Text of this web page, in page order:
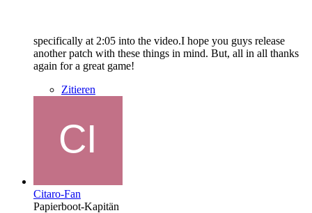
specifically at 2:05 into the video.I hope you guys release
another patch with these things in mind. But, all in all thanks
again for a great game!
Zitieren
Citaro-Fan
Papierboot-Kapitän